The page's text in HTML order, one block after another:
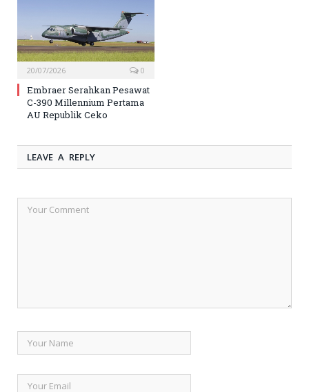
20/07/2026 0
Embraer Serahkan Pesawat
C-390 Millennium Pertama
AU Republik Ceko
LEAVE A REPLY